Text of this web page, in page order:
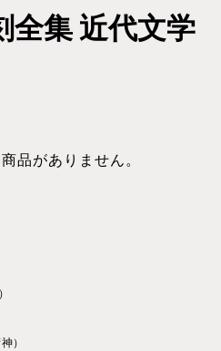
全集 近代文学
品がありません。
）